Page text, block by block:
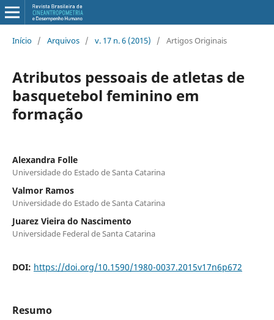
Início / Arquivos / v. 17 n. 6 (2015) / Artigos Originais
Atributos pessoais de atletas de
basquetebol feminino em
formação
Alexandra Folle
Universidade do Estado de Santa Catarina
Valmor Ramos
Universidade do Estado de Santa Catarina
Juarez Vieira do Nascimento
Universidade Federal de Santa Catarina
DOI: https://doi.org/10.1590/1980-0037.2015v17n6p672
Resumo